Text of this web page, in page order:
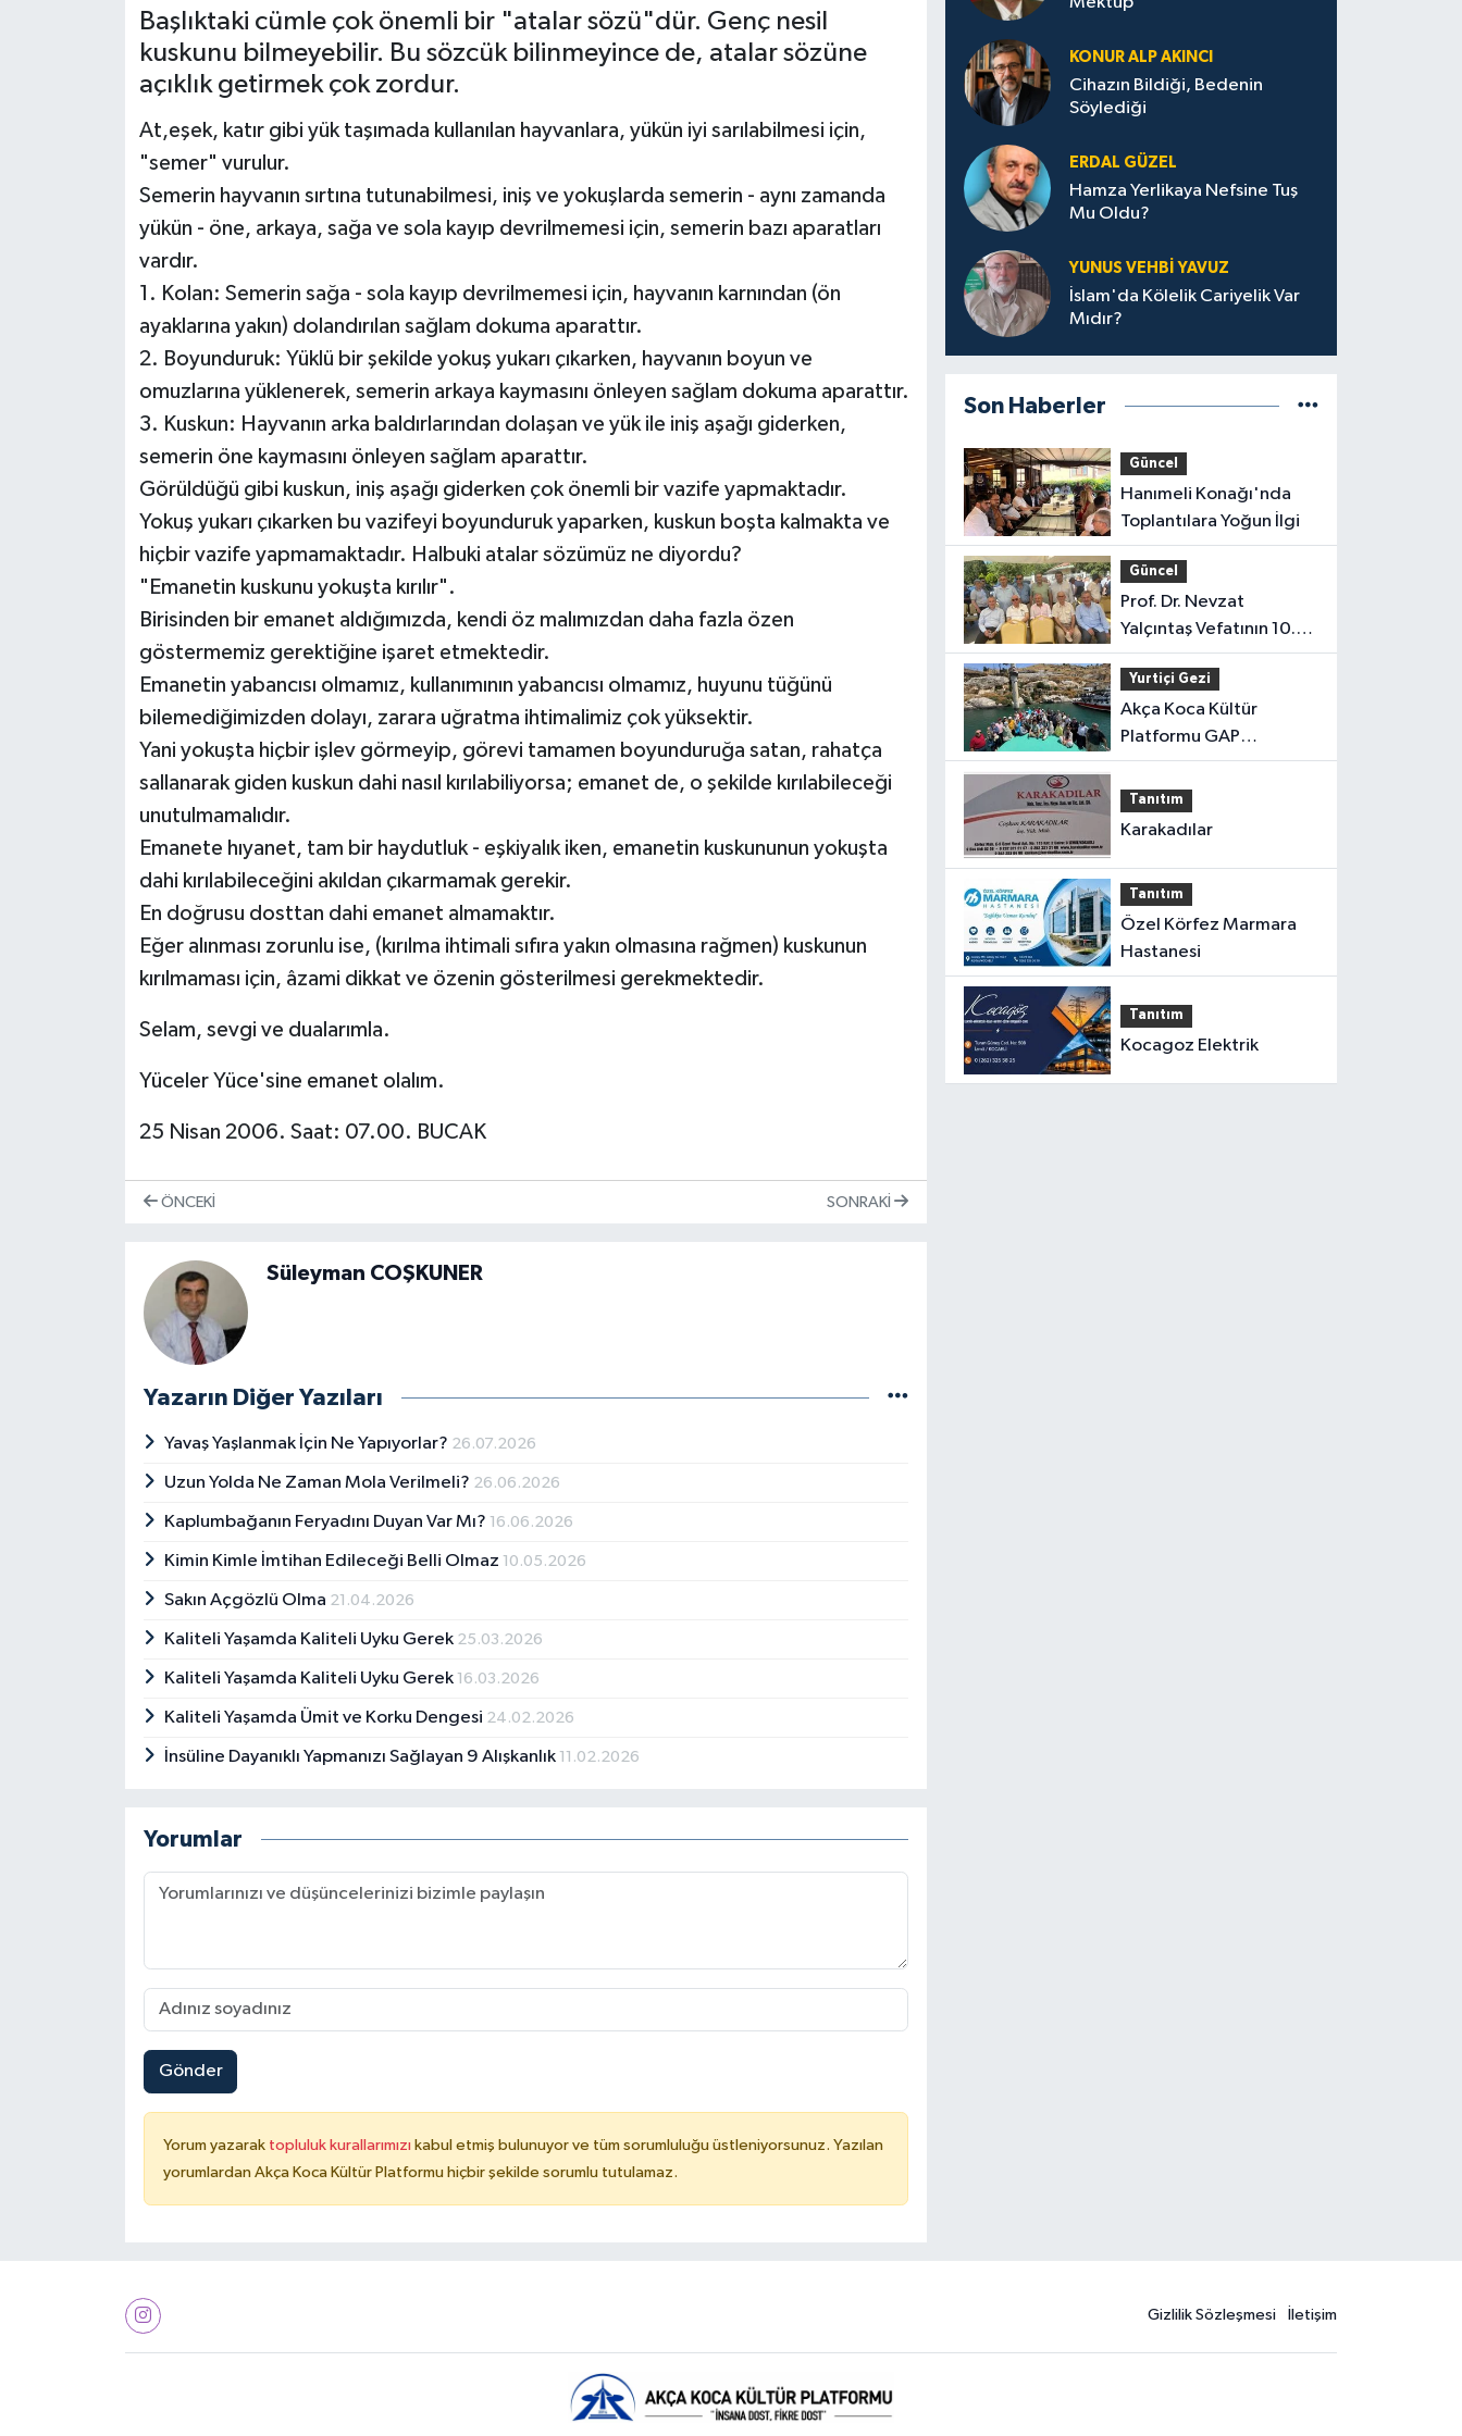
Başlıktaki cümle çok önemli bir "atalar sözü"dür. Genç nesil
kuskunu bilmeyebilir. Bu sözcük bilinmeyince de, atalar sözüne
açıklık getirmek çok zordur.
At,eşek, katır gibi yük taşımada kullanılan hayvanlara, yükün iyi sarılabilmesi için,
"semer" vurulur.
Semerin hayvanın sırtına tutunabilmesi, iniş ve yokuşlarda semerin - aynı zamanda
yükün - öne, arkaya, sağa ve sola kayıp devrilmemesi için, semerin bazı aparatları
vardır.
1. Kolan: Semerin sağa - sola kayıp devrilmemesi için, hayvanın karnından (ön
ayaklarına yakın) dolandırılan sağlam dokuma aparattır.
2. Boyunduruk: Yüklü bir şekilde yokuş yukarı çıkarken, hayvanın boyun ve
omuzlarına yüklenerek, semerin arkaya kaymasını önleyen sağlam dokuma aparattır.
3. Kuskun: Hayvanın arka baldırlarından dolaşan ve yük ile iniş aşağı giderken,
semerin öne kaymasını önleyen sağlam aparattır.
Görüldüğü gibi kuskun, iniş aşağı giderken çok önemli bir vazife yapmaktadır.
Yokuş yukarı çıkarken bu vazifeyi boyunduruk yaparken, kuskun boşta kalmakta ve
hiçbir vazife yapmamaktadır. Halbuki atalar sözümüz ne diyordu?
"Emanetin kuskunu yokuşta kırılır".
Birisinden bir emanet aldığımızda, kendi öz malımızdan daha fazla özen
göstermemiz gerektiğine işaret etmektedir.
Emanetin yabancısı olmamız, kullanımının yabancısı olmamız, huyunu tüğünü
bilemediğimizden dolayı, zarara uğratma ihtimalimiz çok yüksektir.
Yani yokuşta hiçbir işlev görmeyip, görevi tamamen boyunduruğa satan, rahatça
sallanarak giden kuskun dahi nasıl kırılabiliyorsa; emanet de, o şekilde kırılabileceği
unutulmamalıdır.
Emanete hıyanet, tam bir haydutluk - eşkiyalık iken, emanetin kuskununun yokuşta
dahi kırılabileceğini akıldan çıkarmamak gerekir.
En doğrusu dosttan dahi emanet almamaktır.
Eğer alınması zorunlu ise, (kırılma ihtimali sıfıra yakın olmasına rağmen) kuskunun
kırılmaması için, âzami dikkat ve özenin gösterilmesi gerekmektedir.
Selam, sevgi ve dualarımla.
Yüceler Yüce'sine emanet olalım.
25 Nisan 2006. Saat: 07.00. BUCAK
ÖNCEKI SONRAKI
Süleyman COŞKUNER
Yazarın Diğer Yazıları
Yavaş Yaşlanmak İçin Ne Yapıyorlar? 26.07.2026
Uzun Yolda Ne Zaman Mola Verilmeli? 26.06.2026
Kaplumbağanın Feryadını Duyan Var Mı? 16.06.2026
Kimin Kimle İmtihan Edileceği Belli Olmaz 10.05.2026
Sakın Açgözlü Olma 21.04.2026
Kaliteli Yaşamda Kaliteli Uyku Gerek 25.03.2026
Kaliteli Yaşamda Kaliteli Uyku Gerek 16.03.2026
Kaliteli Yaşamda Ümit ve Korku Dengesi 24.02.2026
İnsüline Dayanıklı Yapmanızı Sağlayan 9 Alışkanlık 11.02.2026
Yorumlar
Gönder
Yorum yazarak topluluk kurallarımızı kabul etmiş bulunuyor ve tüm sorumluluğu üstleniyorsunuz. Yazılan
yorumlardan Akça Koca Kültür Platformu hiçbir şekilde sorumlu tutulamaz.
KONUR ALP AKINCI
Cihazın Bildiği, Bedenin
Söylediği
ERDAL GÜZEL
Hamza Yerlikaya Nefsine Tuş
Mu Oldu?
YUNUS VEHBI YAVUZ
İslam'da Kölelik Cariyelik Var
Mıdır?
Son Haberler
Güncel
Hanımeli Konağı'nda
Toplantılara Yoğun İlgi
Güncel
Prof. Dr. Nevzat
Yalçıntaş Vefatının 10.
Yılında Anıldı
Yurtiçi Gezi
Akça Koca Kültür
Platformu GAP
Gezisinden Döndü
Tanıtım
Karakadılar
Tanıtım
Özel Körfez Marmara
Hastanesi
Tanıtım
Kocagoz Elektrik
Gizlilik Sözleşmesi İletişim
Yönetim Kurulu
Yüksek İstişare Kurulu